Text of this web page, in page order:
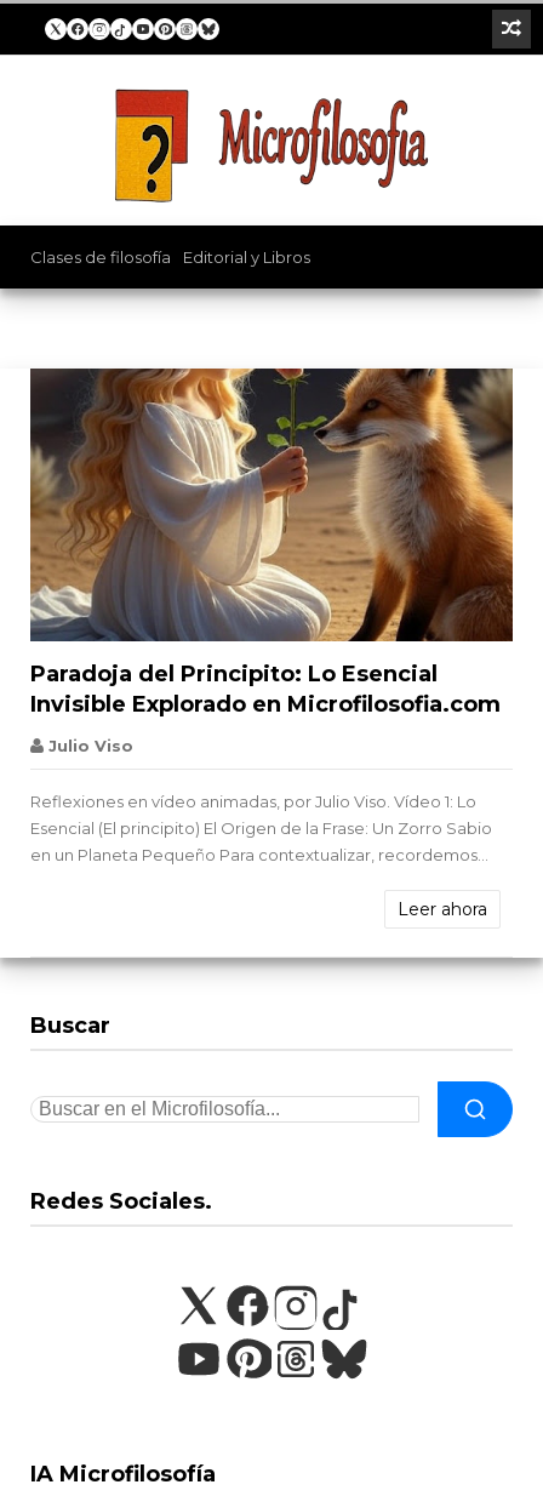
Clases de filosofía Editorial y Libros
 
Paradoja del Principito: Lo Esencial
Invisible Explorado en Microfilosofia.com
Julio Viso
Reflexiones en vídeo animadas, por Julio Viso. Vídeo 1: Lo
Esencial (El principito) El Origen de la Frase: Un Zorro Sabio
en un Planeta Pequeño Para contextualizar, recordemos...
Leer ahora
Buscar
Redes Sociales.
IA Microfilosofía